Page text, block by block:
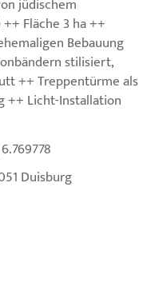
jüdischem
Fläche 3 ha ++
Bebauung
stilisiert,
++ Treppentürme als
++ Licht-Installation
Duisburg